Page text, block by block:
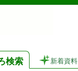
検索 新着資料